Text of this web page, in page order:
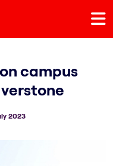
campus
2023